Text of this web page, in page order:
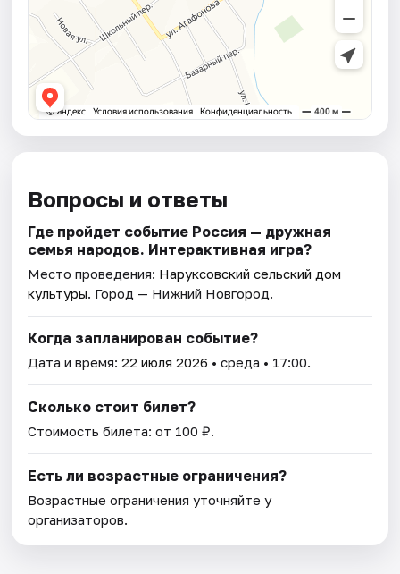
Вопросы и ответы
Где пройдет событие Россия — дружная
семья народов. Интерактивная игра?
Место проведения: Наруксовский сельский дом
культуры. Город — Нижний Новгород.
Когда запланирован событие?
Дата и время:22 июля 2026 • среда • 17:00.
Сколько стоит билет?
Стоимость билета: от 100 ₽.
Есть ли возрастные ограничения?
Возрастные ограничения уточняйте у
организаторов.